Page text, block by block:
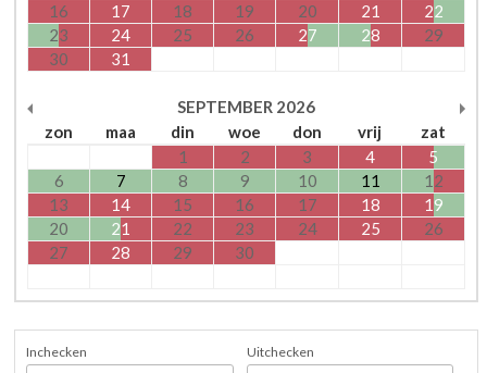
16
17 18 19 20 21
22
23
24 25 26 27 28
29
30
31
SEPTEMBER 2026
zon
maa din woe don vrij
zat
1
2 3 4
5
6
7 8 9 10 11
12
13
14 15 16 17 18
19
20
21 22 23 24 25
26
27
28 29 30
Inchecken Uitchecken